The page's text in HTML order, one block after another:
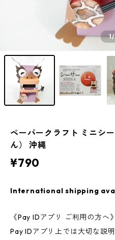
1
ペーパークラフト ミニシ
ん） 沖縄
¥790
International shipping
《Pay IDアプリ ご利用の方へ》
Pay IDアプリ上では大切な説